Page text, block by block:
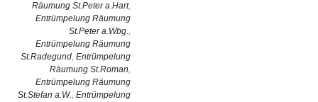
Räumung St.Peter a.Hart,
Entrümpelung Räumung
St.Peter a.Wbg.,
Entrümpelung Räumung
St.Radegund, Entrümpelung
Räumung St.Roman,
Entrümpelung Räumung
St.Stefan a.W., Entrümpelung